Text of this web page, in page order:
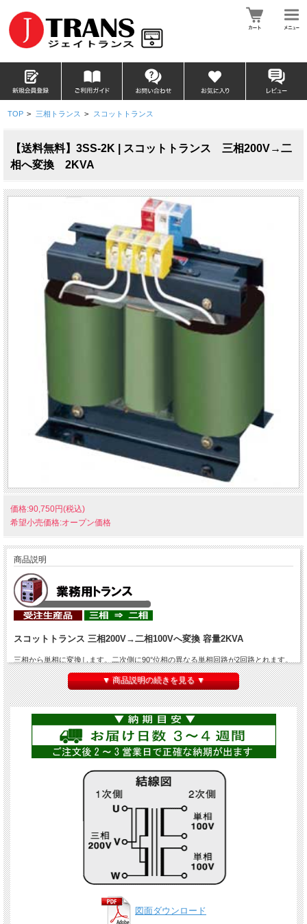
TOP > 三相トランス > スコットトランス
【送料無料】3SS-2K | スコットトランス 三相200V→二
相へ変換 2KVA
価格:90,750円(税込)
希望小売価格:オープン価格
商品説明
スコットトランス 三相200V→二相100Vへ変換 容量2KVA
三相から単相に変換します。二次側に90°位相の異なる単相回路が2回路とれます。
主な用途として、新エネルギー（太陽光など）で作られた三相200Vを商用の単相
100Vに変換したり、非常用電源として発電機の三相200Vから商用の単相100Vに変
換するのに用いられることが多いです。
▼ 商品説明の続きを見る ▼
図面ダウンロード